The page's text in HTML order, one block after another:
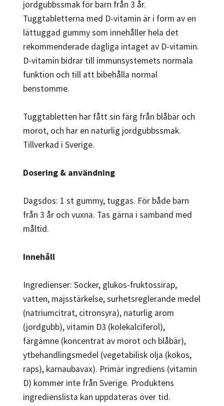
jordgubbssmak för barn från 3 år.
Tuggtabletterna med D-vitamin är i form av en
lättuggad gummy som innehåller hela det
rekommenderade dagliga intaget av D-vitamin.
D-vitamin bidrar till immunsystemets normala
funktion och till att bibehålla normal
benstomme.
Tuggtabletten har fått sin färg från blåbär och
morot, och har en naturlig jordgubbssmak.
Tillverkad i Sverige.
Dosering & användning
Dagsdos: 1 st gummy, tuggas. För både barn
från 3 år och vuxna. Tas gärna i samband med
måltid.
Innehåll
Ingredienser: Socker, glukos-fruktossirap,
vatten, majsstärkelse, surhetsreglerande medel
(natriumcitrat, citronsyra), naturlig arom
(jordgubb), vitamin D3 (kolekalciferol),
färgämne (koncentrat av morot och blåbär),
ytbehandlingsmedel (vegetabilisk olja (kokos,
raps), karnaubavax). Primär ingrediens (vitamin
D) kommer inte från Sverige. Produktens
ingredienslista kan uppdateras över tid.